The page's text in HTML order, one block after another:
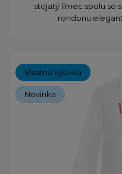
stojatý límec spolu so
rondonu
Vlastná výšivka
Novinka